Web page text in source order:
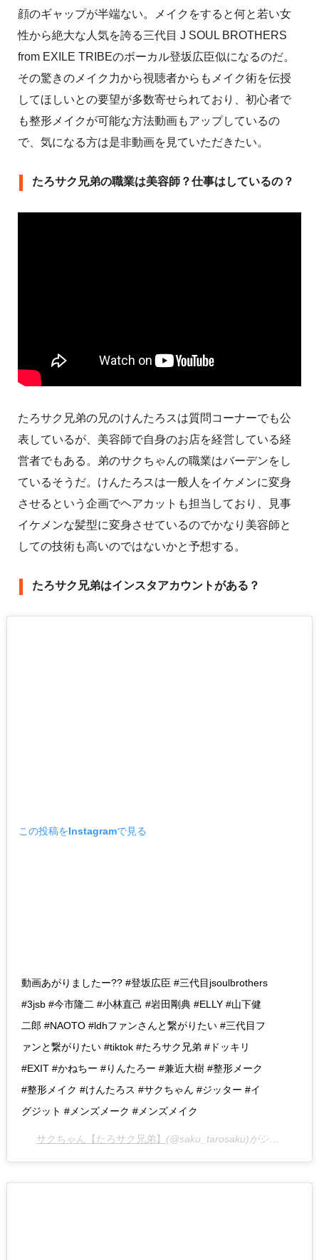
顔のギャップが半端ない。メイクをすると何と若い女
性から絶大な人気を誇る三代目 J SOUL BROTHERS
from EXILE TRIBEのボーカル登坂広臣似になるのだ。
その驚きのメイク力から視聴者からもメイク術を伝授
してほしいとの要望が多数寄せられており、初心者で
も整形メイクが可能な方法動画もアップしているの
で、気になる方は是非動画を見ていただきたい。
たろサク兄弟の職業は美容師？仕事はしているの？
たろサク兄弟の兄のけんたろスは質問コーナーでも公
表しているが、美容師で自身のお店を経営している経
営者でもある。弟のサクちゃんの職業はバーデンをし
ているそうだ。けんたろスは一般人をイケメンに変身
させるという企画でヘアカットも担当しており、見事
イケメンな髪型に変身させているのでかなり美容師と
しての技術も高いのではないかと予想する。
たろサク兄弟はインスタアカウントがある？
この投稿をInstagramで見る
動画あがりましたー?? #登坂広臣 #三代目jsoulbrothers
#3jsb #今市隆二 #小林直己 #岩田剛典 #ELLY #山下健
二郎 #NAOTO #ldhファンさんと繋がりたい #三代目フ
ァンと繋がりたい #tiktok #たろサク兄弟 #ドッキリ
#EXIT #かねちー #りんたろー #兼近大樹 #整形メーク
#整形メイク #けんたろス #サクちゃん #ジッター #イ
グジット #メンズメーク #メンズメイク
サクちゃん【たろサク兄弟】 (@saku_tarosaku)がシェアした投稿 –